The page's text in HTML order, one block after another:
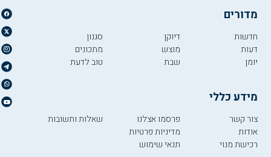
מדורים
חדשות
דעות
יומן
דיוקן
מוצש
שבת
סגנון
מתכונים
טוב לדעת
מידע כללי
צור קשר
אודות
רכישת מנוי
פרסמו אצלנו
מדיניות פרטיות
תנאי שימוש
שאלות ותשובות